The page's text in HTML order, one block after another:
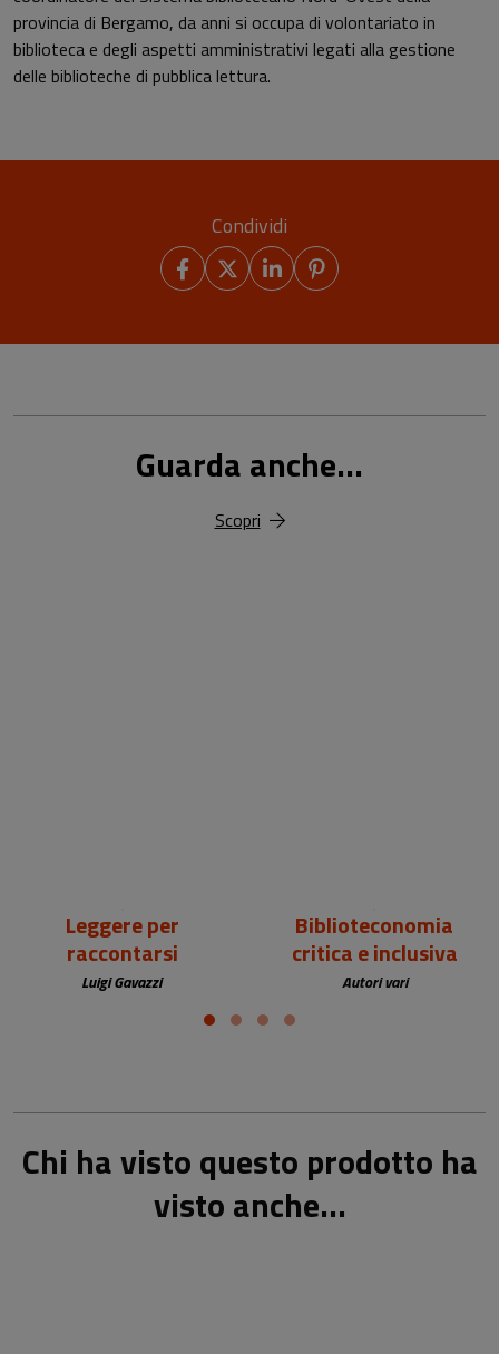
provincia di Bergamo, da anni si occupa di volontariato in
biblioteca e degli aspetti amministrativi legati alla gestione
delle biblioteche di pubblica lettura.
Condividi
Guarda anche...
Scopri
Leggere per
raccontarsi
Luigi Gavazzi
Biblioteconomia
critica e inclusiva
Autori vari
Chi ha visto questo prodotto ha
visto anche...